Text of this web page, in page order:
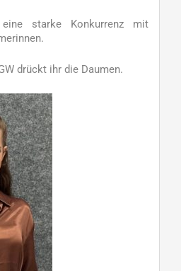
starke Konkurrenz mit
drückt ihr die Daumen.